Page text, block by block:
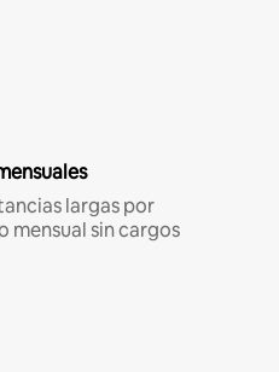
largas por
mensual sin cargos